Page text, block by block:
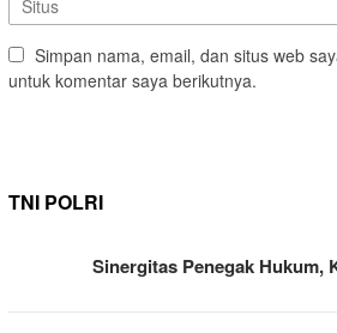
Simpan nama, email, dan situs web
untuk komentar saya berikutnya.
TNI POLRI
Sinergitas Penegak Hukum,